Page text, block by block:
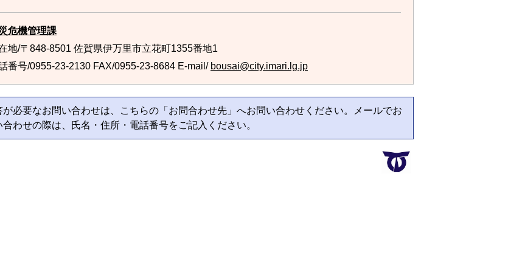
危機管理課
地/〒848-8501 佐賀県伊万里市立花町1355番地1
番号/0955-23-2130 FAX/0955-23-8684 E-mail/ bousai@city.imari.lg.jp
が必要なお問い合わせは、こちらの「お問合わせ先」へお問い合わせください。メールでお
合わせの際は、氏名・住所・電話番号をご記入ください。